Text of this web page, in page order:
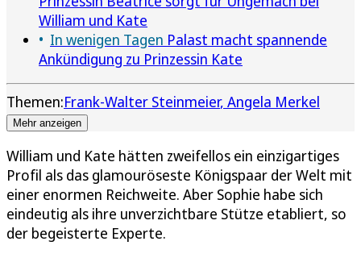
William und Kate
In wenigen Tagen Palast macht spannende
Ankündigung zu Prinzessin Kate
Themen:Frank-Walter Steinmeier Angela Merkel
Mehr anzeigen
William und Kate hätten zweifellos ein einzigartiges
Profil als das glamouröseste Königspaar der Welt mit
einer enormen Reichweite. Aber Sophie habe sich
eindeutig als ihre unverzichtbare Stütze etabliert, so
der begeisterte Experte.